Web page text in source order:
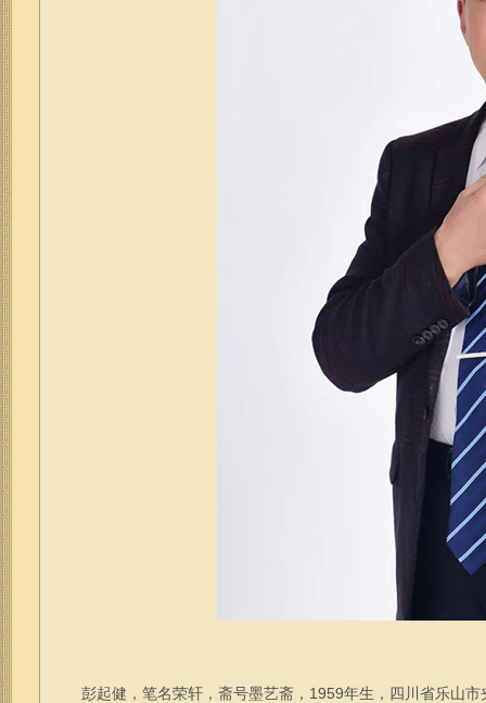
彭起健，笔名荣轩，斋号墨艺斋，1959年生，四川省乐山